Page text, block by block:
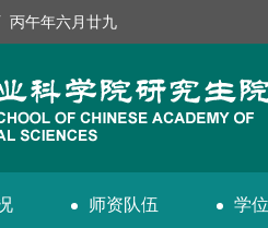
午年六月廿九
师资队伍 学